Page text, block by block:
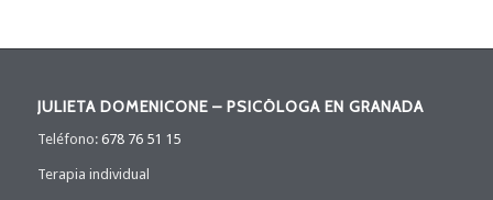
JULIETA DOMENICONE – PSICÓLOGA EN GRANADA
Teléfono: 678 76 51 15
Terapia individual